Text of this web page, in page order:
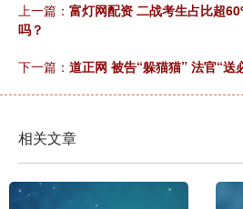
上一篇： 富灯网配资 二战考生占比超
吗？
下一篇： 道正网 被告“躲猫猫” 法官“送
相关文章